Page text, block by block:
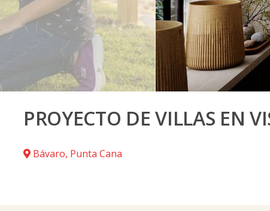
PROYECTO DE VILLAS EN
Bávaro, Punta Cana